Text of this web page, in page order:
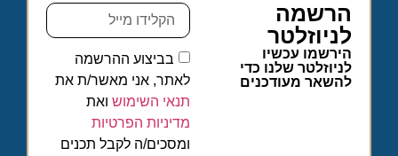
הרשמה
לניוזלטר
הירשמו עכשיו
לניוזלטר שלנו כדי
להשאר מעודכנים
בביצוע ההרשמה
לאתר, אני מאשר/ת את
תנאי השימושואת
מדיניות הפרטיות
ומסכים/ה לקבל תכנים